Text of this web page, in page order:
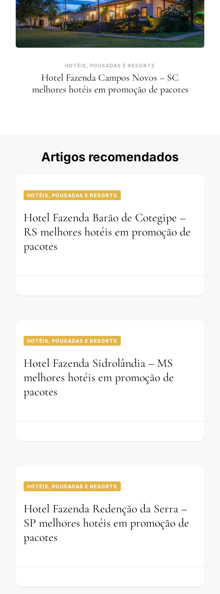
HOTÉIS, POUSADAS E RESORTS
Hotel Fazenda Campos Novos – SC
melhores hotéis em promoção de pacotes
Artigos recomendados
HOTÉIS, POUSADAS E RESORTS
Hotel Fazenda Barão de Cotegipe –
RS melhores hotéis em promoção de
pacotes
HOTÉIS, POUSADAS E RESORTS
Hotel Fazenda Sidrolândia – MS
melhores hotéis em promoção de
pacotes
HOTÉIS, POUSADAS E RESORTS
Hotel Fazenda Redenção da Serra –
SP melhores hotéis em promoção de
pacotes